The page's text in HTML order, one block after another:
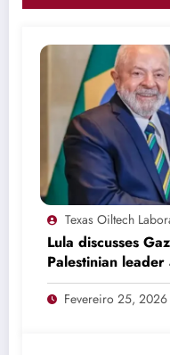
Texas Oiltech
Lula discusses
Palestinian leader
invitation
Fevereiro 25, 2026